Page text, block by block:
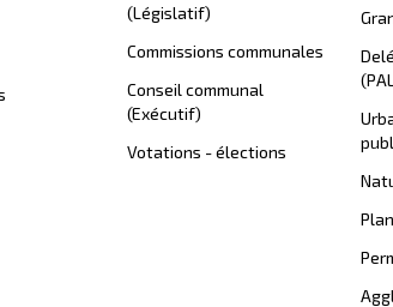
(Législatif)
Commissions communales
Conseil communal
(Exécutif)
Votations - élections